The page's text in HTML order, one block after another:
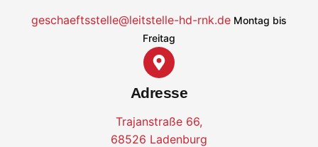
geschaeftsstelle@leitstelle-hd-rnk.de Montag bis
Freitag
Adresse
Trajanstraße 66,
68526 Ladenburg